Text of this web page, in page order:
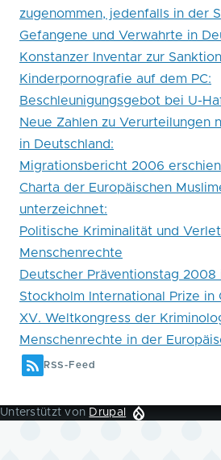
zugenommen, jedenfalls in der
Gefangene und Verwahrte in
Konstanzer Inventar zur
Kinderpornografie auf dem PC:
Beschleunigungsgebot bei U-
Neue Zahlen zu Verurteilungen
in Deutschland:
Migrationsbericht 2006
Charta der Europäischen
unterzeichnet:
Politische Kriminalität und
Menschenrechte
Deutscher Präventionstag 2008
Stockholm International Prize in
XV. Weltkongress der
Menschenrechte in der
RSS-Feed
Unterstützt von Drupal